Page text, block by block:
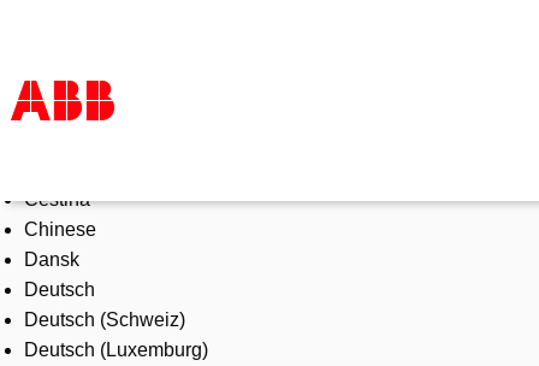
Products & Solutions
Industries
Services
About us
Where to buy
Contact us
Čeština
Chinese
Dansk
Deutsch
Deutsch (Schweiz)
Deutsch (Luxemburg)